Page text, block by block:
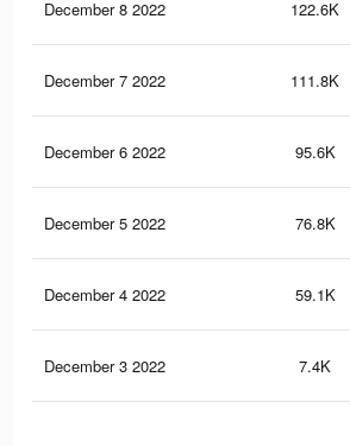
December 8 2022 122.6K
December 7 2022 111.8K
December 6 2022 95.6K
December 5 2022 76.8K
December 4 2022 59.1K
December 3 2022 7.4K